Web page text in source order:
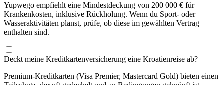
Yupwego empfiehlt eine Mindestdeckung von 200 000 € für
Krankenkosten, inklusive Rückholung. Wenn du Sport- oder
Wasseraktivitäten planst, prüfe, ob diese im gewählten Vertrag
enthalten sind.
Deckt meine Kreditkartenversicherung eine Kroatienreise ab?
Premium-Kreditkarten (Visa Premier, Mastercard Gold) bieten einen